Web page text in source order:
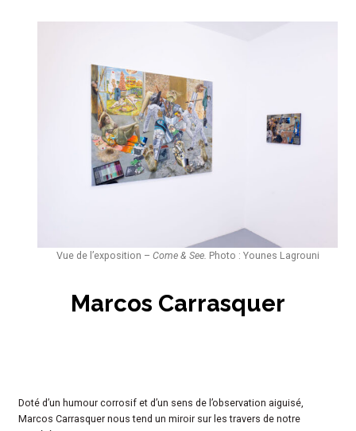
Marcos Carrasquer
Doté d’un humour corrosif et d’un sens de l’observation aiguisé,
Marcos Carrasquer nous tend un miroir sur les travers de notre
Vue de l’exposition – Come & See. Photo : Younes Lagrouni